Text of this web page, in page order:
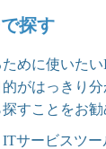
探す
めに使いた
がはっきり
すことをお勧
サービスツー